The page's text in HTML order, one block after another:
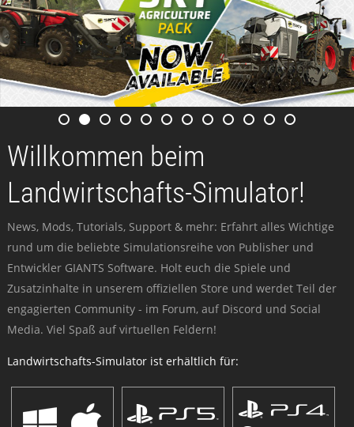
Willkommen beim
Landwirtschafts-Simulator!
News, Mods, Tutorials, Support & mehr: Erfahrt alles Wichtige
rund um die beliebte Simulationsreihe von Publisher und
Entwickler GIANTS Software. Holt euch die Spiele und
Zusatzinhalte in unserem offiziellen Store und werdet Teil der
engagierten Community - im Forum, auf Discord und Social
Media. Viel Spaß auf virtuellen Feldern!
Landwirtschafts-Simulator ist erhältlich für: